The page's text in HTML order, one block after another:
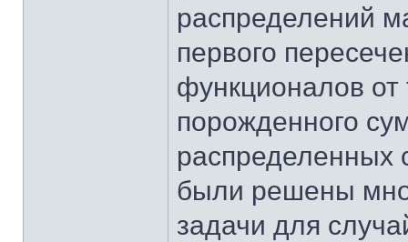
распределений
первого
функционалов от
порожденного
распределенных
были решены
задачи для